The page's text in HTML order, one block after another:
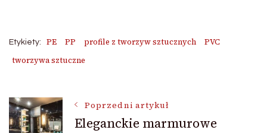
Etykiety: PE PP profile z tworzyw sztucznych
PVC
tworzywa sztuczne
NawigacjaPoprzedni artykuł
Eleganckie marmurowe